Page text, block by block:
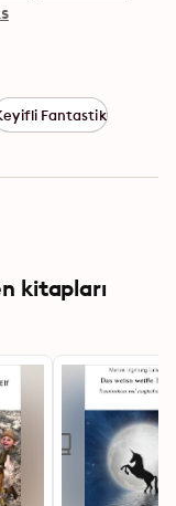
Fantastik
kitapları